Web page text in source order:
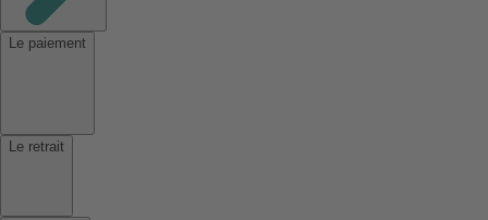
Le paiement
Le retrait